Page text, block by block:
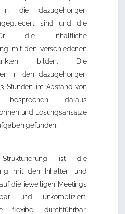
die dazugehörigen
sind und die
die inhaltliche
mit den verschiedenen
bilden. Die
in den dazugehörigen
Stunden im Abstand von
daraus
und Lösungsansätze
gefunden.
ist die
mit den Inhalten und
die jeweiligen Meetings
und unkompliziert,
flexibel durchführbar,